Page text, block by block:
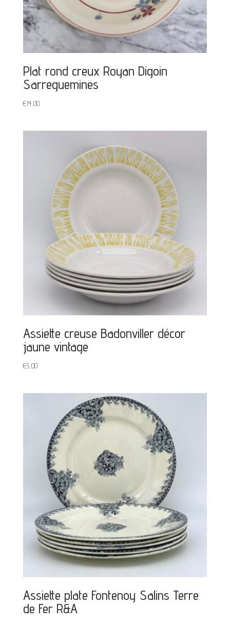
Plat rond creux Royan Digoin
Sarreguemines
€14,00
Assiette creuse Badonviller décor
jaune vintage
€5,00
Assiette plate Fontenoy Salins Terre
de Fer R&A